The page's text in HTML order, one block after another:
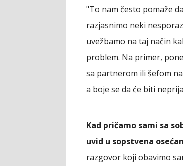
"To nam često pomaže
razjasnimo neki
uvežbamo na taj način
problem. Na primer,
sa partnerom ili šefom
a boje se da će biti
Kad pričamo sami sa
uvid u sopstvena
razgovor koji obavimo